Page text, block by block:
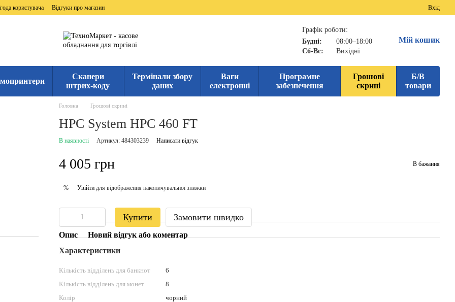
користувача Відгуки про магазин Вхід
Графік роботи:
Будні:
08:00–18:00
Сб-Вс:
Вихідні
Мій кошик
Сканери
штрих-коду
Термінали збору
даних
Ваги
електронні
Програмне
забезпечення
Грошові
скрині
Б/В
товари
Головна Грошові скрині
HPC System HPC 460 FT
В наявності Артикул: 484303239 Написати відгук
4 005 грн В бажання
% Увійтидля відображення накопичувальної знижки
Купити Замовити швидко
Опис
Новий відгук або коментар
Характеристики
Кількість відділень для банкнот
6
Кількість відділень для монет
8
Колір
чорний